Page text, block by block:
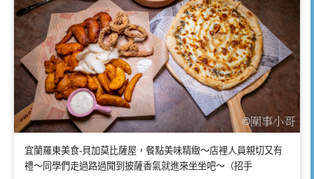
宜蘭羅東美食-貝加莫比薩屋，餐點美味精緻～店裡人員親切又有
禮～同學們走過路過聞到披薩香氣就進來坐坐吧～（招手